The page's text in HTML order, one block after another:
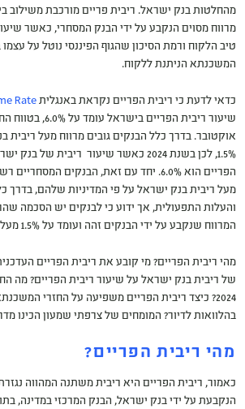
מהחלטות בנק ישראל. ריבית פריים מורכבת משילוב
מרווח מסוים הנקבע על ידי הבנק המסחרי, כאשר
טיב הלקוח ורמת הסיכון שהגוף הפיננסי נוטל על עצמו
המשכנתא הניתנת ללקוח.
כדאי לדעת כי ריבית הפריים נקראת באנגליתRate
שיעור ריבית הפריים
אוקטובר. בדרך כלל הבנקים גובים מרווח מעל ריבית
הפריים הוא 6.0%. יחד עם זאת, הבנקים
מעל ריבית בנק ישראל על פי המדיניות שלהם, בדרך
והעלות התפעולית, אך ידוע כי לבנקים יש הסכמה
המרווח שנקבע על ידי הבנקים זהה ועומד על 1.5% מעל ריבית בנק ישראל.
מהי ריבית הפריים? מי קובע את ריבית הפריים
של ריבית בנק ישראל על שיעור ריבית הפריים? מה
2024? כיצד ריבית הפריים משפיעה על החזרי
בהלוואות לדיור? המומחים של צרפתי שמעון הכינו
מהי ריבית הפריים?
כאמור, ריבית הפריים היא ריבית משתנה המהווה
הנקבעת על ידי בנק ישראל, הבנק המרכזי במדינה,